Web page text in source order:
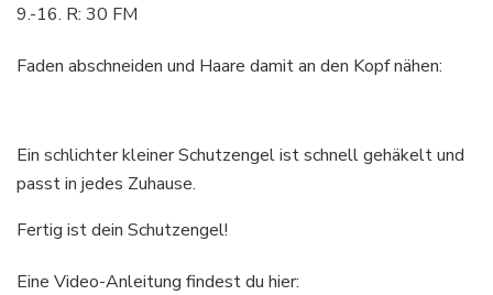
9.-16. R: 30 FM
Faden abschneiden und Haare damit an den Kopf nähen:
Ein schlichter kleiner Schutzengel ist schnell gehäkelt und
passt in jedes Zuhause.
Fertig ist dein Schutzengel!
Eine Video-Anleitung findest du hier: